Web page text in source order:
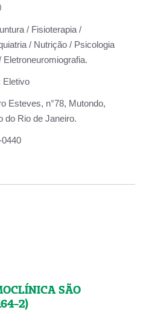
/ Fisioterapia /
/ Nutrição / Psicologia
Eletivo
Esteves, n°78, Mutondo,
do Rio de Janeiro.
0440
SÃO
2)